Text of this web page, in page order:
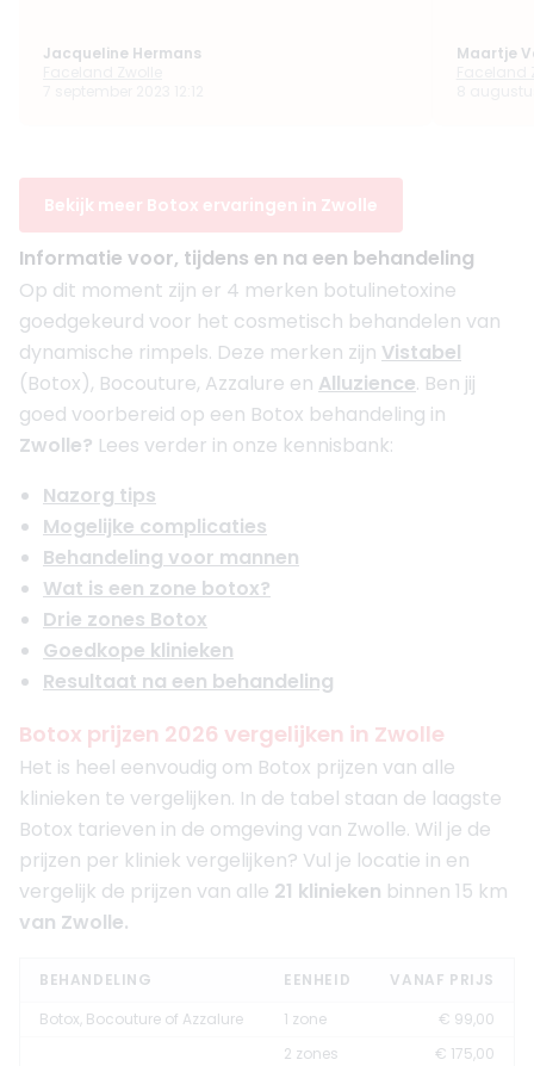
Jacqueline Hermans
Maartje
Bekijk meer Botox ervaringen in Zwolle
Informatie voor, tijdens en na een behandeling
Op dit moment zijn er 4 merken botulinetoxine
goedgekeurd voor het cosmetisch behandelen van
dynamische rimpels. Deze merken zijn Vistabel
(Botox), Bocouture, Azzalure en Alluzience. Ben jij
goed voorbereid op een Botox behandeling in
Zwolle? Lees verder in onze kennisbank:
Nazorg tips
Mogelijke complicaties
Behandeling voor mannen
Wat is een zone botox?
Drie zones Botox
Goedkope klinieken
Resultaat na een behandeling
Botox prijzen 2026 vergelijken in Zwolle
Het is heel eenvoudig om Botox prijzen van alle
klinieken te vergelijken. In de tabel staan de laagste
Botox tarieven in de omgeving van Zwolle. Wil je de
prijzen per kliniek vergelijken? Vul je locatie in en
vergelijk de prijzen van alle 21 klinieken binnen 15 km
van Zwolle.
BEHANDELING EENHEID
VANAF PRIJS
Botox, Bocouture of Azzalure
1 zone
€ 99,00
2 zones
€ 175,00